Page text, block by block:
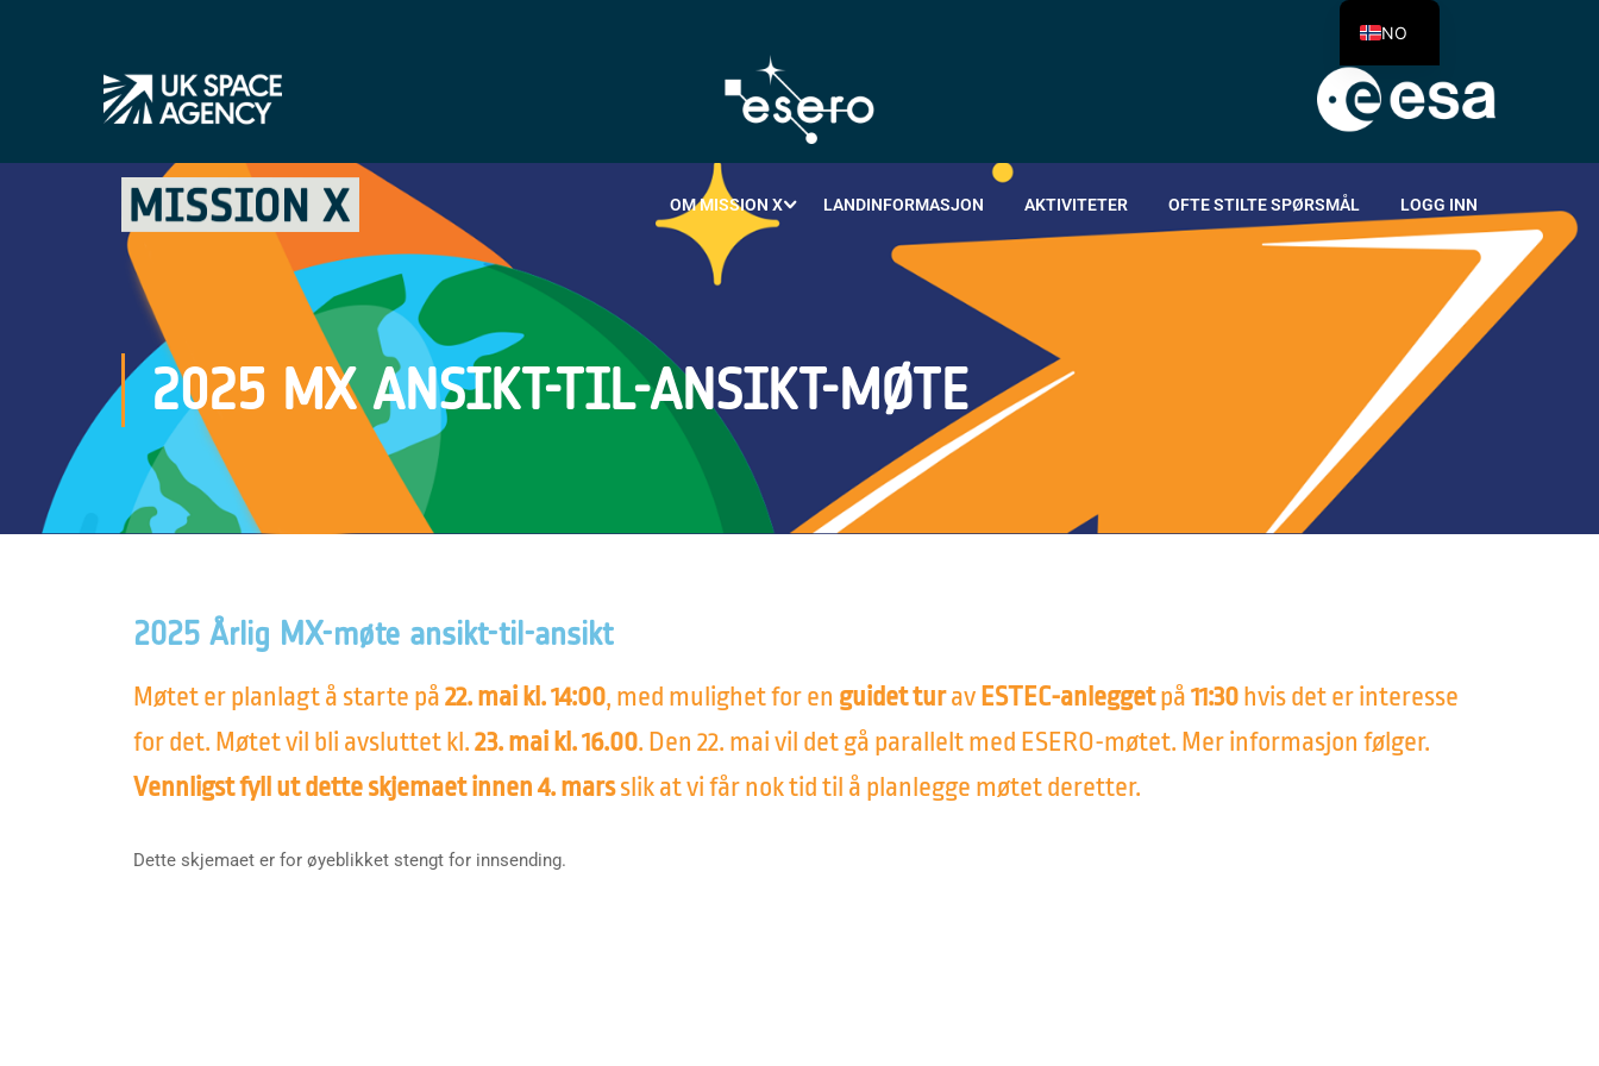
OM MISSION X LANDINFORMASJON AKTIVITETER OFTE STILTE SPØRSMÅL LOGG INN
2025 MX ANSIKT-TIL-ANSIKT-MØTE
2025 Årlig MX-møte ansikt-til-ansikt
Møtet er planlagt å starte på22. mai kl. 14:00, med mulighet for en guidet turav ESTEC-anleggetpå11:30hvis det er interesse
for det. Møtet vil bli avsluttet kl.23. mai kl. 16.00. Den 22. mai vil det gå parallelt med ESERO-møtet. Mer informasjon følger.
Vennligst fyll ut dette skjemaet innen 4. marsslik at vi får nok tid til å planlegge møtet deretter.
Dette skjemaet er for øyeblikket stengt for innsending.
NO